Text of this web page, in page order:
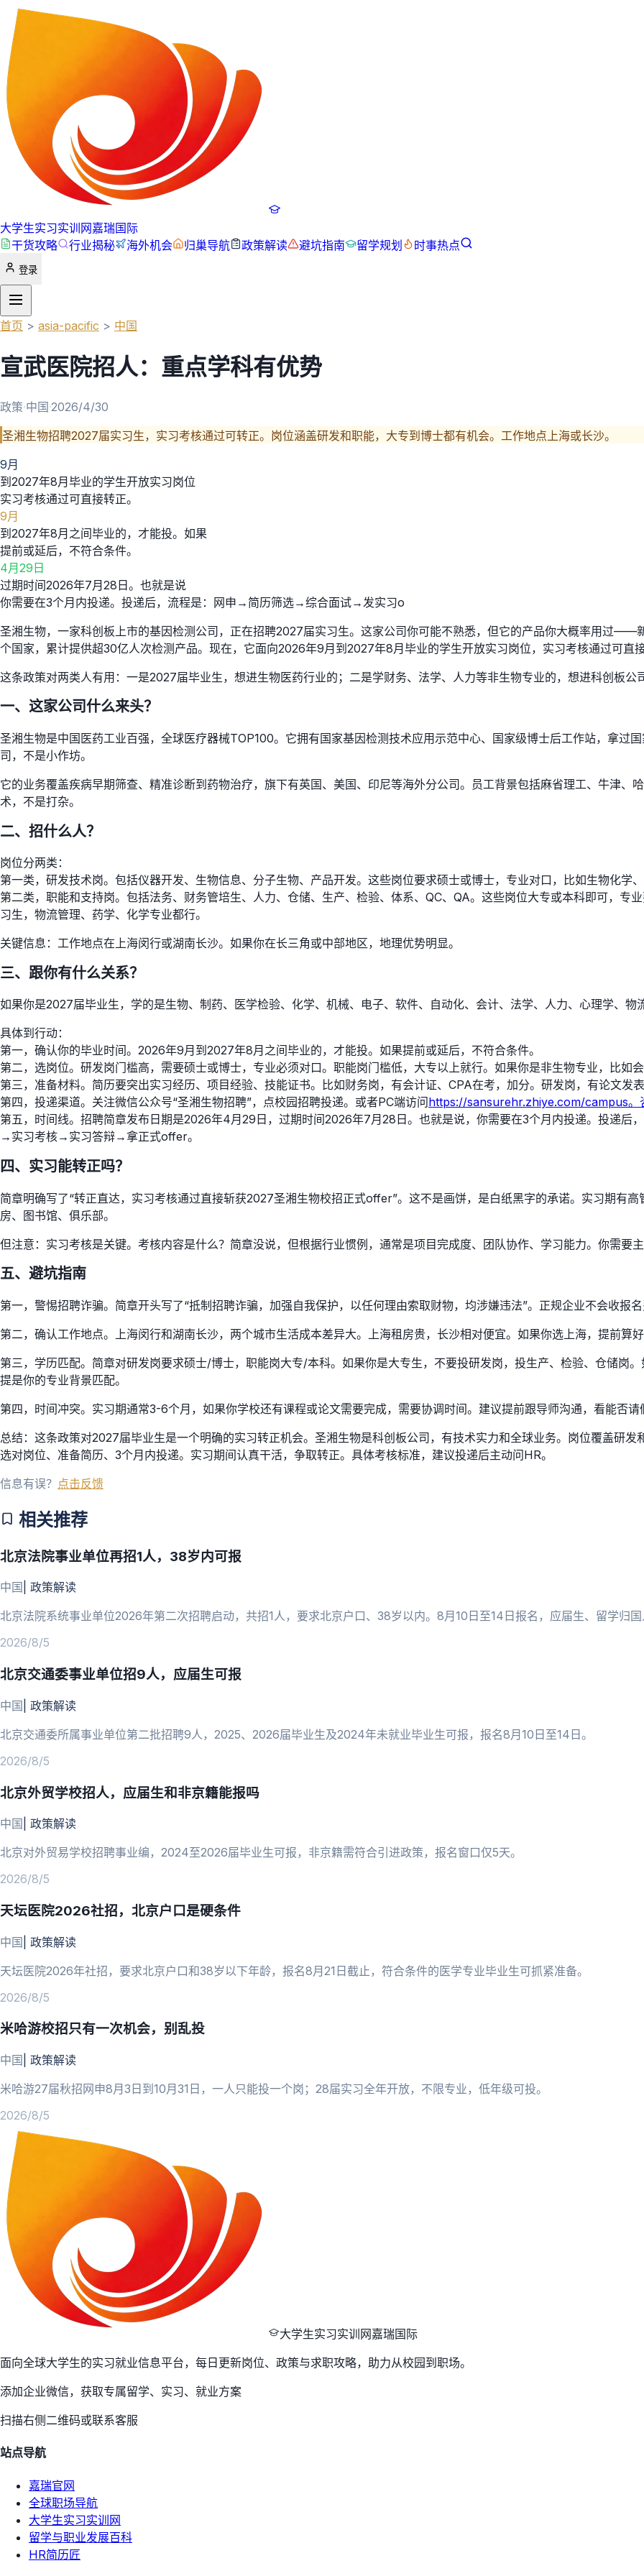
大学生实习实训网嘉瑞国际
干货攻略
行业揭秘 海外机会 归巢导航 政策解读 避坑指南 留学规划 时事热点
登录
首页 > asia-pacific > 中国
宣武医院招人：重点学科有优势
政策·中国·2026/4/30
圣湘生物招聘2027届实习生，实习考核通过可转正。岗位涵盖研发和职能，大专到博士都有机会。工作地点上海或长沙。
9月
到2027年8月毕业的学生开放实习岗位
实习考核通过可直接转正。
9月
到2027年8月之间毕业的，才能投。如果
提前或延后，不符合条件。
4月29日
过期时间2026年7月28日。也就是说
你需要在3个月内投递。投递后，流程是：网申→简历筛选→综合面试→发实习o
圣湘生物，一家科创板上市的基因检测公司，正在招聘2027届实习生。这家公司你可能不熟悉，但它的产品你大概率用过——
个国家，累计提供超30亿人次检测产品。现在，它面向2026年9月到2027年8月毕业的学生开放实习岗位，实习考核通过可直接
这条政策对两类人有用：一是2027届毕业生，想进生物医药行业的；二是学财务、法学、人力等非生物专业的，想进科创板公
一、这家公司什么来头？
圣湘生物是中国医药工业百强，全球医疗器械TOP100。它拥有国家基因检测技术应用示范中心、国家级博士后工作站，拿过
司，不是小作坊。
它的业务覆盖疾病早期筛查、精准诊断到药物治疗，旗下有英国、美国、印尼等海外分公司。员工背景包括麻省理工、牛津、
术，不是打杂。
二、招什么人？
岗位分两类：
第一类，研发技术岗。包括仪器开发、生物信息、分子生物、产品开发。这些岗位要求硕士或博士，专业对口，比如生物化学
第二类，职能和支持岗。包括法务、财务管培生、人力、仓储、生产、检验、体系、QC、QA。这些岗位大专或本科即可，专
习生，物流管理、药学、化学专业都行。
关键信息：工作地点在上海闵行或湖南长沙。如果你在长三角或中部地区，地理优势明显。
三、跟你有什么关系？
如果你是2027届毕业生，学的是生物、制药、医学检验、化学、机械、电子、软件、自动化、会计、法学、人力、心理学、
具体到行动：
第一，确认你的毕业时间。2026年9月到2027年8月之间毕业的，才能投。如果提前或延后，不符合条件。
第二，选岗位。研发岗门槛高，需要硕士或博士，专业必须对口。职能岗门槛低，大专以上就行。如果你是非生物专业，比如
第三，准备材料。简历要突出实习经历、项目经验、技能证书。比如财务岗，有会计证、CPA在考，加分。研发岗，有论文发
第四，投递渠道。关注微信公众号“圣湘生物招聘”，点校园招聘投递。或者PC端访问https://sansurehr.zhiye.com/campus。
第五，时间线。招聘简章发布日期是2026年4月29日，过期时间2026年7月28日。也就是说，你需要在3个月内投递。投
→实习考核→实习答辩→拿正式offer。
四、实习能转正吗？
简章明确写了“转正直达，实习考核通过直接斩获2027圣湘生物校招正式offer”。这不是画饼，是白纸黑字的承诺。实习期有
房、图书馆、俱乐部。
但注意：实习考核是关键。考核内容是什么？简章没说，但根据行业惯例，通常是项目完成度、团队协作、学习能力。你需要
五、避坑指南
第一，警惕招聘诈骗。简章开头写了“抵制招聘诈骗，加强自我保护，以任何理由索取财物，均涉嫌违法”。正规企业不会收报
第二，确认工作地点。上海闵行和湖南长沙，两个城市生活成本差异大。上海租房贵，长沙相对便宜。如果你选上海，提前算好
第三，学历匹配。简章对研发岗要求硕士/博士，职能岗大专/本科。如果你是大专生，不要投研发岗，投生产、检验、仓储岗
提是你的专业背景匹配。
第四，时间冲突。实习期通常3-6个月，如果你学校还有课程或论文需要完成，需要协调时间。建议提前跟导师沟通，看能否请
总结：这条政策对2027届毕业生是一个明确的实习转正机会。圣湘生物是科创板公司，有技术实力和全球业务。岗位覆盖研发
选对岗位、准备简历、3个月内投递。实习期间认真干活，争取转正。具体考核标准，建议投递后主动问HR。
信息有误？ 点击反馈
相关推荐
北京法院事业单位再招1人，38岁内可报
中国 政策解读
北京法院系统事业单位2026年第二次招聘启动，共招1人，要求北京户口、38岁以内。8月10日至14日报名，应届生、留学归国
2026/8/5
北京交通委事业单位招9人，应届生可报
中国 政策解读
北京交通委所属事业单位第二批招聘9人，2025、2026届毕业生及2024年未就业毕业生可报，报名8月10日至14日。
2026/8/5
北京外贸学校招人，应届生和非京籍能报吗
中国 政策解读
北京对外贸易学校招聘事业编，2024至2026届毕业生可报，非京籍需符合引进政策，报名窗口仅5天。
2026/8/5
天坛医院2026社招，北京户口是硬条件
中国 政策解读
天坛医院2026年社招，要求北京户口和38岁以下年龄，报名8月21日截止，符合条件的医学专业毕业生可抓紧准备。
2026/8/5
米哈游校招只有一次机会，别乱投
中国 政策解读
米哈游27届秋招网申8月3日到10月31日，一人只能投一个岗；28届实习全年开放，不限专业，低年级可投。
2026/8/5
大学生实习实训网嘉瑞国际
面向全球大学生的实习就业信息平台，每日更新岗位、政策与求职攻略，助力从校园到职场。
添加企业微信，获取专属留学、实习、就业方案
扫描右侧二维码或联系客服
站点导航
嘉瑞官网
全球职场导航
大学生实习实训网
留学与职业发展百科
HR简历匠